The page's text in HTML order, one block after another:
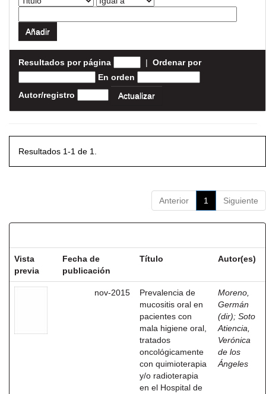
Resultados por página | Ordenar por
En orden
Autor/registro
Resultados 1-1 de 1.
Anterior 1 Siguiente
Vista
previa
Fecha de
publicación
Título Autor(es)
nov-2015
Prevalencia de
mucositis oral en
pacientes con
mala higiene oral,
tratados
oncológicamente
con quimioterapia
y/o radioterapia
en el Hospital de
Moreno,
Germán
(dir); Soto
Atiencia,
Verónica
de los
Ángeles